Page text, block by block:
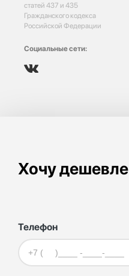
статей 437 и 435
Гражданского кодекса
Российской Федерации
Социальные сети:
Хочу дешевле
Телефон